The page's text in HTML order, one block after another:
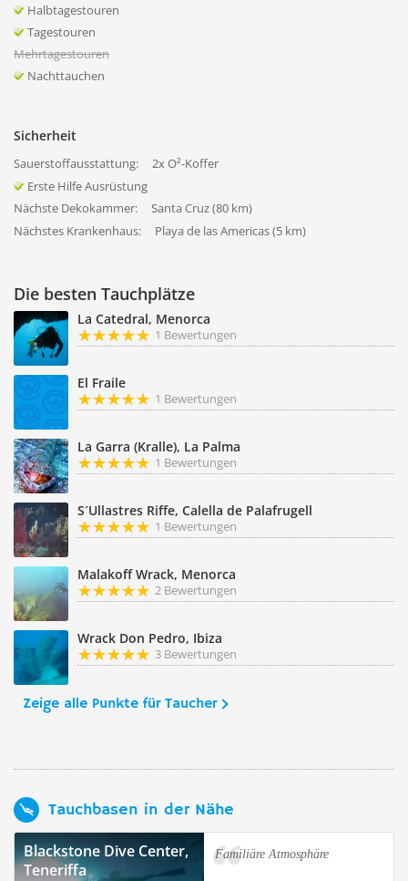
Halbtagestouren
Tagestouren
Mehrtagestouren
Nachttauchen
Sicherheit
Sauerstoffausstattung:
2x O²-Koffer
Erste Hilfe Ausrüstung
Nächste Dekokammer:
Santa Cruz (80 km)
Nächstes Krankenhaus:
Playa de las Americas (5 km)
Die besten Tauchplätze
La Catedral, Menorca
1 Bewertungen
El Fraile
1 Bewertungen
La Garra (Kralle), La Palma
1 Bewertungen
S´Ullastres Riffe, Calella de Palafrugell
1 Bewertungen
Malakoff Wrack, Menorca
2 Bewertungen
Wrack Don Pedro, Ibiza
3 Bewertungen
Zeige alle Punkte für Taucher
Tauchbasen in der Nähe
Blackstone Dive Center,
Teneriffa
Familiäre Atmosphäre